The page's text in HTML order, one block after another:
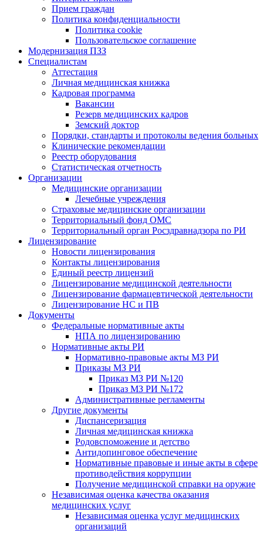
Прием граждан
Политика конфиденциальности
Политика cookie
Пользовательское соглашение
Модернизация ПЗЗ
Специалистам
Аттестация
Личная медицинская книжка
Кадровая программа
Вакансии
Резерв медицинских кадров
Земский доктор
Порядки, стандарты и протоколы ведения больных
Клинические рекомендации
Реестр оборудования
Статистическая отчетность
Организации
Медицинские организации
Лечебные учреждения
Страховые медицинские организации
Территориальный фонд ОМС
Территориальный орган Росздравнадзора по РИ
Лицензирование
Новости лицензирования
Контакты лицензирования
Единый реестр лицензий
Лицензирование медицинской деятельности
Лицензирование фармацевтической деятельности
Лицензирование НС и ПВ
Документы
Федеральные нормативные акты
НПА по лицензированию
Нормативные акты РИ
Нормативно-правовые акты МЗ РИ
Приказы МЗ РИ
Приказ МЗ РИ №120
Приказ МЗ РИ №172
Административные регламенты
Другие документы
Диспансеризация
Личная медицинская книжка
Родовспоможение и детство
Антидопинговое обеспечение
Нормативные правовые и иные акты в сфере
противодействия коррупции
Получение медицинской справки на оружие
Независимая оценка качества оказания
медицинских услуг
Независимая оценка услуг медицинскиx
организаций